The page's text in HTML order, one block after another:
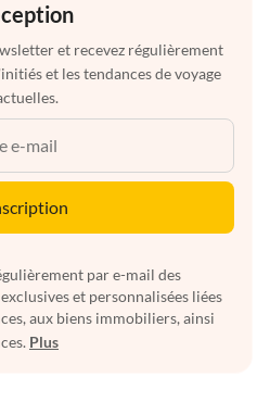
et recevez régulièrement
et les tendances de voyage
par e-mail des
et personnalisées liées
aux biens immobiliers, ainsi
Plus